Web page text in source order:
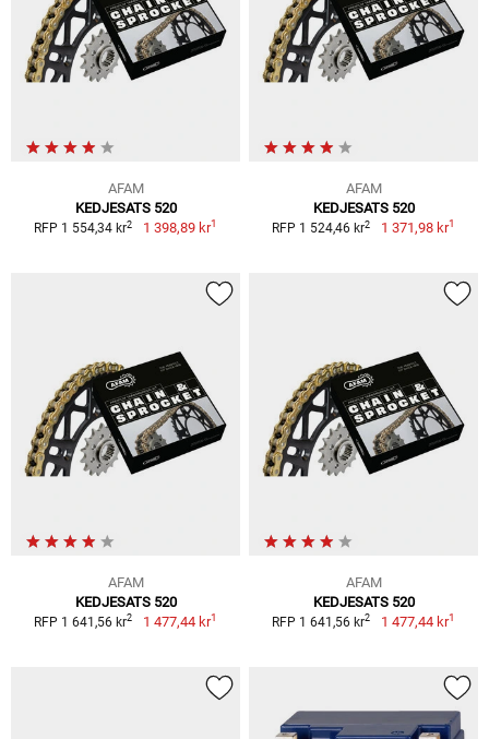
AFAM
KEDJESATS 520
RFP 1 554,34 kr2 1 398,89 kr1
AFAM
KEDJESATS 520
RFP 1 524,46 kr2 1 371,98 kr1
AFAM
KEDJESATS 520
RFP 1 641,56 kr2 1 477,44 kr1
AFAM
KEDJESATS 520
RFP 1 641,56 kr2 1 477,44 kr1